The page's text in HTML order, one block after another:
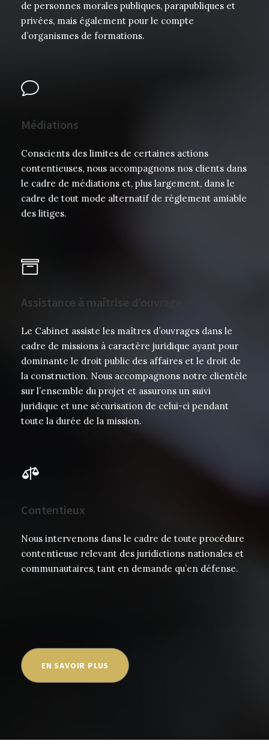
de personnes morales publiques, parapubliques et
privées, mais également pour le compte
d’organismes de formations.
Médiations
Conscients des limites de certaines actions
contentieuses, nous accompagnons nos clients dans
le cadre de médiations et, plus largement, dans le
cadre de tout mode alternatif de règlement amiable
des litiges.
Assistance à maîtrise d’ouvrage
Le Cabinet assiste les maîtres d’ouvrages dans le
cadre de missions à caractère juridique ayant pour
dominante le droit public des affaires et le droit de
la construction. Nous accompagnons notre clientèle
sur l’ensemble du projet et assurons un suivi
juridique et une sécurisation de celui-ci pendant
toute la durée de la mission.
Contentieux
Nous intervenons dans le cadre de toute procédure
contentieuse relevant des juridictions nationales et
communautaires, tant en demande qu’en défense.
EN SAVOIR PLUS